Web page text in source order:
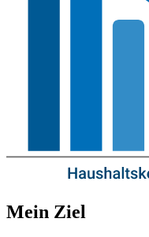
Mein Ziel